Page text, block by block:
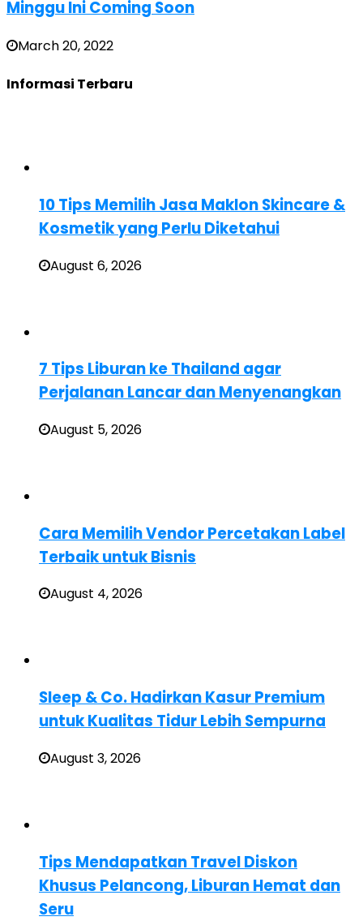
Minggu Ini Coming Soon
March 20, 2022
Informasi Terbaru
10 Tips Memilih Jasa Maklon Skincare &
Kosmetik yang Perlu Diketahui
August 6, 2026
7 Tips Liburan ke Thailand agar
Perjalanan Lancar dan Menyenangkan
August 5, 2026
Cara Memilih Vendor Percetakan Label
Terbaik untuk Bisnis
August 4, 2026
Sleep & Co. Hadirkan Kasur Premium
untuk Kualitas Tidur Lebih Sempurna
August 3, 2026
Tips Mendapatkan Travel Diskon
Khusus Pelancong, Liburan Hemat dan
Seru